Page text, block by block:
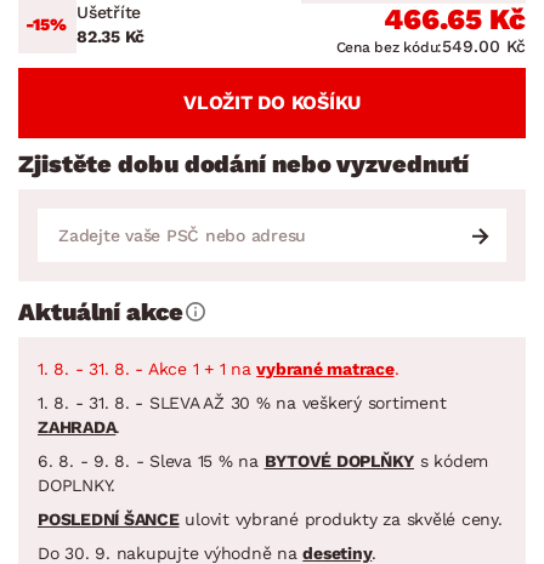
-15%
Ušetříte
82.35 Kč
466.65 Kč
Cena bez kódu:549.00 Kč
VLOŽIT DO KOŠÍKU
Zjistěte dobu dodání nebo vyzvednutí
Aktuální akce
1. 8. - 31. 8. - Akce 1 + 1 navybrané matrace.
1. 8. - 31. 8. - SLEVA AŽ 30 % na veškerý sortiment
ZAHRADA.
6. 8. - 9. 8. - Sleva 15 % na BYTOVÉ DOPLŇKY s kódem
DOPLNKY.
POSLEDNÍ ŠANCEulovit vybrané produkty za skvělé ceny.
Do 30. 9. nakupujte výhodně nadesetiny.